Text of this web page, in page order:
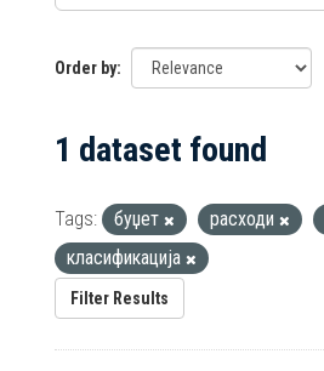
Order by
1 dataset found
Tags: буџет расходи
класификација
Filter Results